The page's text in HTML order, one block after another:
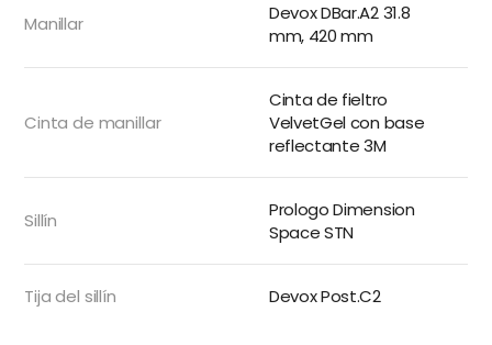
Manillar
Devox DBar.A2 31.8
mm, 420 mm
Cinta de manillar
Cinta de fieltro
VelvetGel con base
reflectante 3M
Sillín
Prologo Dimension
Space STN
Tija del sillín Devox Post.C2